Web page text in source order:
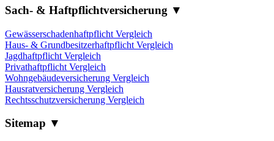
Sach- & Haftpflichtversicherung ▼
Gewässerschadenhaftpflicht Vergleich
Haus- & Grundbesitzerhaftpflicht Vergleich
Jagdhaftpflicht Vergleich
Privathaftpflicht Vergleich
Wohngebäudeversicherung Vergleich
Hausratversicherung Vergleich
Rechtsschutzversicherung Vergleich
Sitemap ▼